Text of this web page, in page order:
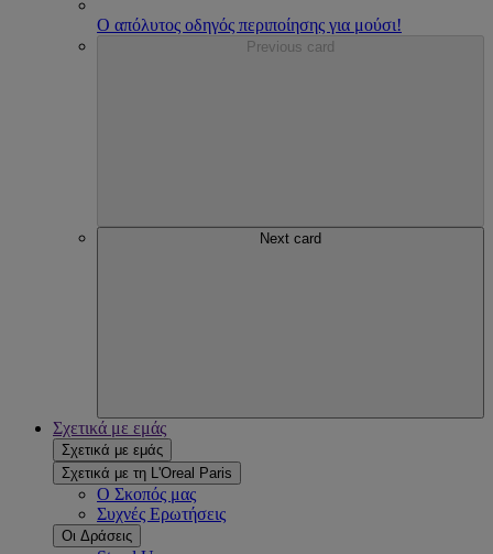
Ο απόλυτος οδηγός περιποίησης για μούσι!
Previous card
Next card
Σχετικά με εμάς
Σχετικά με εμάς
Σχετικά με τη L'Oreal Paris
Ο Σκοπός μας
Συχνές Ερωτήσεις
Οι Δράσεις